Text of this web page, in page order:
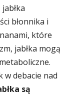
błonnika i
które
jabłka mogą
w debacie nad
są